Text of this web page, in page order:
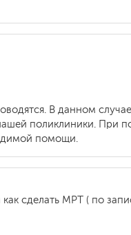
В данном
поликлиники. При
помощи.
сделать МРТ ( по